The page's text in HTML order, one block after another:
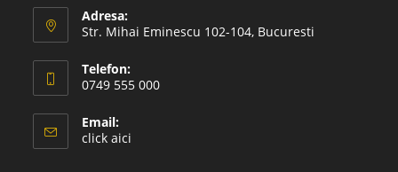
Adresa:
Str. Mihai Eminescu 102-104, Bucuresti
Telefon:
0749 555 000
Email:
click aici